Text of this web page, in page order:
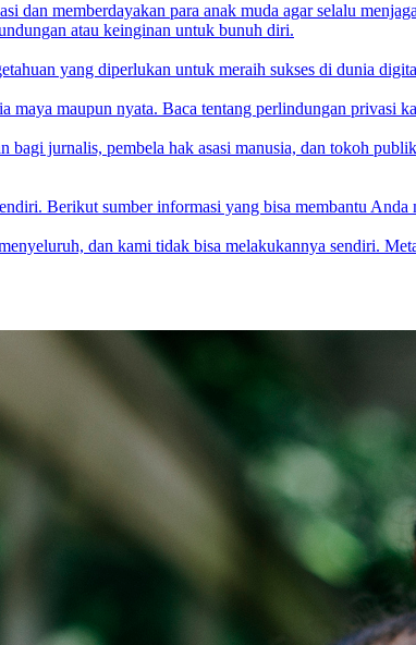
dan memberdayakan para anak muda agar selalu
atau keinginan untuk bunuh diri.
yang diperlukan untuk meraih sukses di dunia
maupun nyata. Baca tentang perlindungan privasi
bagi jurnalis, pembela hak asasi manusia, dan tokoh
Berikut sumber informasi yang bisa membantu Anda
dan kami tidak bisa melakukannya sendiri.